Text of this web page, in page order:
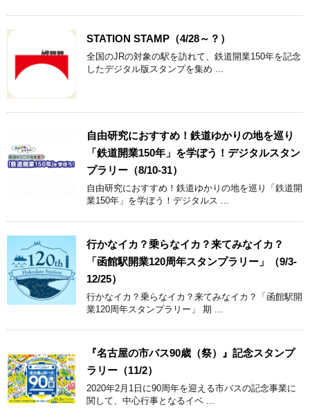
STATION STAMP（4/28～？）
全国のJRの対象の駅を訪れて、鉄道開業150年を記念
したデジタル版スタンプを集め ...
自由研究におすすめ！鉄道ゆかりの地を巡り
「鉄道開業150年」を学ぼう！デジタルスタン
プラリー（8/10-31）
自由研究におすすめ！鉄道ゆかりの地を巡り「鉄道開
業150年」を学ぼう！デジタルス ...
行かなイカ？乗らなイカ？来てみなイカ？
「函館駅開業120周年スタンプラリー」（9/3-
12/25）
行かなイカ？乗らなイカ？来てみなイカ？「函館駅開
業120周年スタンプラリー」 期 ...
『名古屋の市バス90歳（祭）』記念スタンプ
ラリー（11/2）
2020年2月1日に90周年を迎える市バスの記念事業に
関して、中心行事となるイベ ...